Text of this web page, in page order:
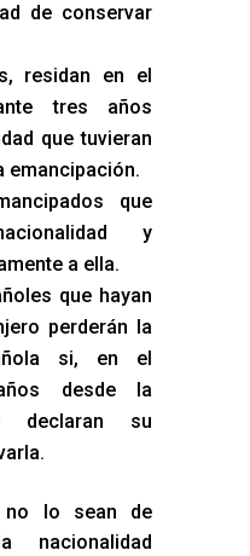
de conservar
residan en el
tres años
que tuvieran
emancipación.
que
y
a ella.
que hayan
perderán la
si, en el
desde la
declaran su
no lo sean de
nacionalidad